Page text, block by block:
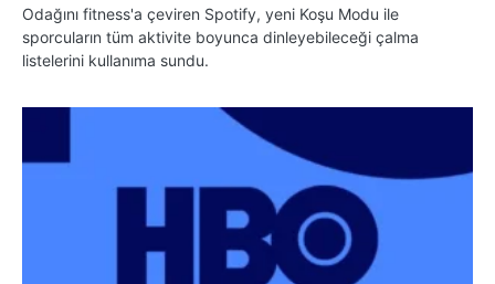
Odağını fitness'a çeviren Spotify, yeni Koşu Modu ile
sporcuların tüm aktivite boyunca dinleyebileceği çalma
listelerini kullanıma sundu.